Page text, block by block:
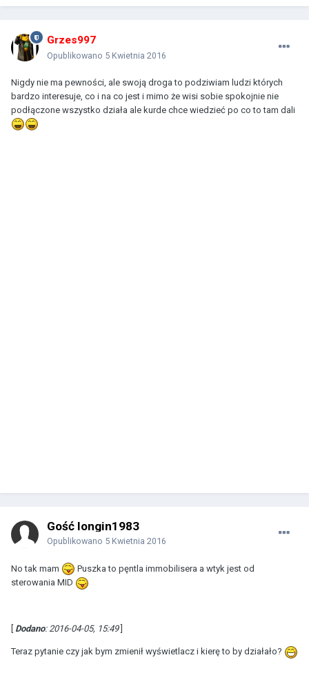
Grzes997
Opublikowano 5 Kwietnia 2016
Nigdy nie ma pewności, ale swoją droga to podziwiam ludzi których
bardzo interesuje, co i na co jest i mimo że wisi sobie spokojnie nie
podłączone wszystko działa ale kurde chce wiedzieć po co to tam dali
Gość longin1983
Opublikowano 5 Kwietnia 2016
No tak mam
Puszka to pęntla immobilisera a wtyk jest od
sterowania MID
Dodano: 2016-04-05, 15:49]
Teraz pytanie czy jak bym zmienił wyświetlacz i kierę to by działało?